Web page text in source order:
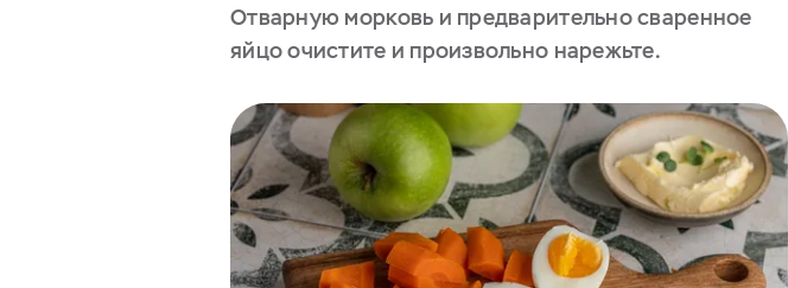
Отварную морковь и предварительно сваренное
яйцо очистите и произвольно нарежьте.